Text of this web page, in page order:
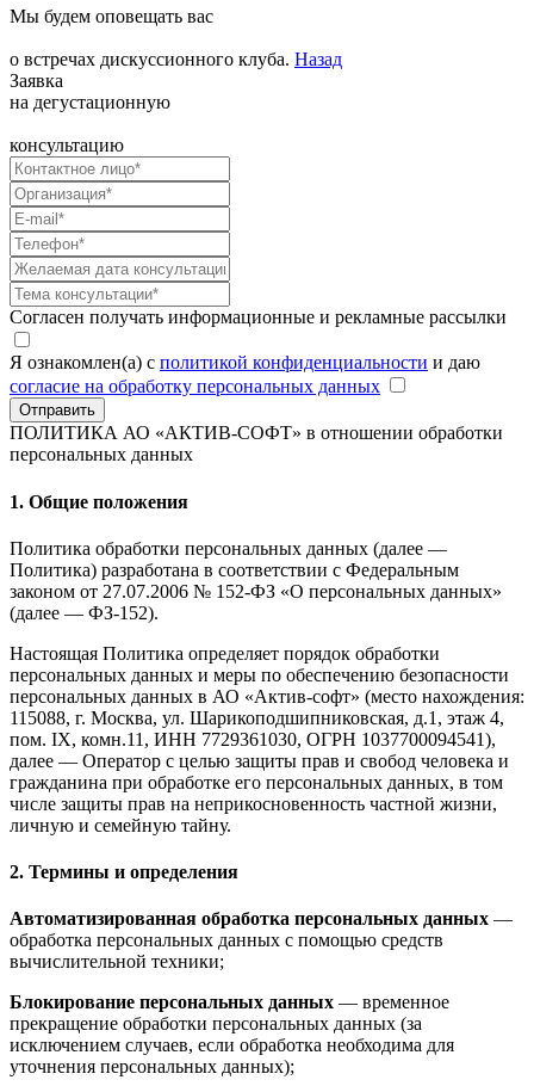
Мы будем оповещать вас
о встречах дискуссионного клуба. Назад
Заявка
на дегустационную
консультацию
Согласен получать информационные и рекламные рассылки
Я ознакомлен(а) с политикой конфиденциальности и даю
согласие на обработку персональных данных
Отправить
ПОЛИТИКА АО «АКТИВ-СОФТ» в отношении обработки
персональных данных
1. Общие положения
Политика обработки персональных данных (далее —
Политика) разработана в соответствии с Федеральным
законом от 27.07.2006 № 152-ФЗ «О персональных данных»
(далее — ФЗ-152).
Настоящая Политика определяет порядок обработки
персональных данных и меры по обеспечению безопасности
персональных данных в АО «Актив-софт» (место нахождения:
115088, г. Москва, ул. Шарикоподшипниковская, д.1, этаж 4,
пом. IX, комн.11, ИНН 7729361030, ОГРН 1037700094541),
далее — Оператор с целью защиты прав и свобод человека и
гражданина при обработке его персональных данных, в том
числе защиты прав на неприкосновенность частной жизни,
личную и семейную тайну.
2. Термины и определения
Автоматизированная обработка персональных данных —
обработка персональных данных с помощью средств
вычислительной техники;
Блокирование персональных данных — временное
прекращение обработки персональных данных (за
исключением случаев, если обработка необходима для
уточнения персональных данных);